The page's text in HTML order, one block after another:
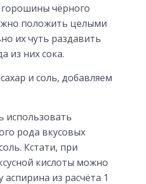
горошины чёрного
положить целыми
их чуть раздавить
из них сока.
и соль, добавляем
использовать
рода вкусовых
Кстати, при
кислоты можно
аспирина из расчёта 1